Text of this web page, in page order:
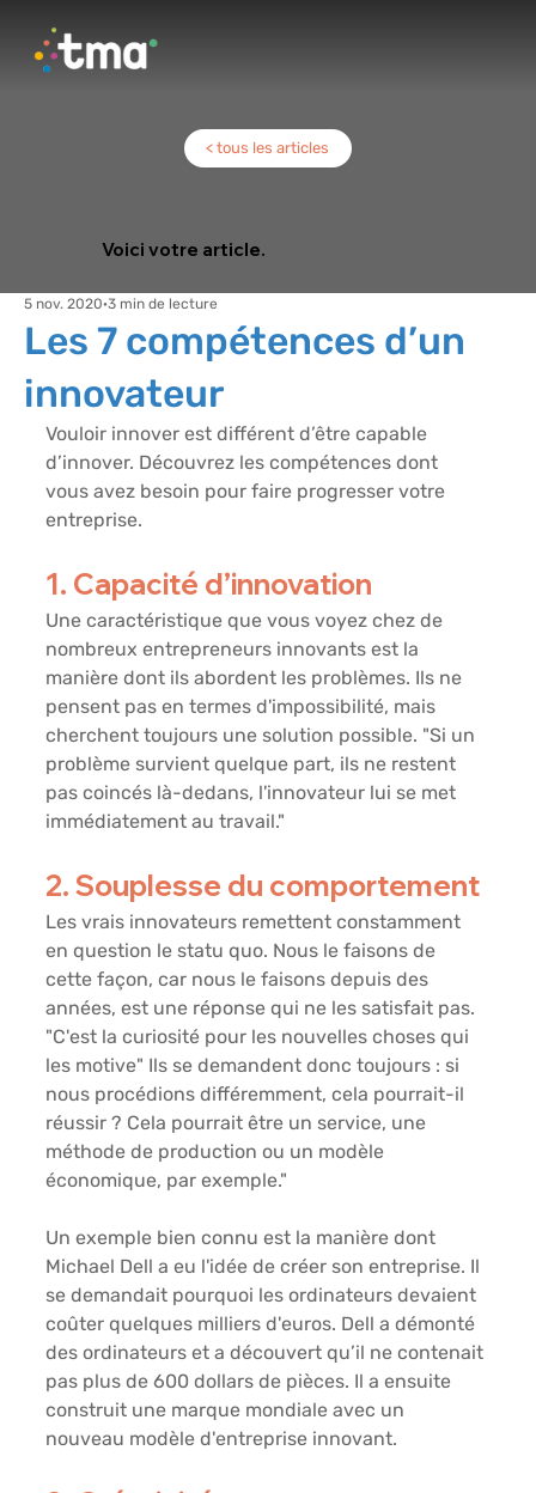
Voici votre article.
< tous les articles
Les 7 compétences d’un
innovateur
5 nov. 2020 3 min de lecture
Vouloir innover est différent d’être capable
d’innover. Découvrez les compétences dont
vous avez besoin pour faire progresser votre
entreprise.
1. Capacité d’innovation
Une caractéristique que vous voyez chez de
nombreux entrepreneurs innovants est la
manière dont ils abordent les problèmes. Ils ne
pensent pas en termes d'impossibilité, mais
cherchent toujours une solution possible. "Si un
problème survient quelque part, ils ne restent
pas coincés là-dedans, l'innovateur lui se met
immédiatement au travail."
2. Souplesse du comportement
Les vrais innovateurs remettent constamment
en question le statu quo. Nous le faisons de
cette façon, car nous le faisons depuis des
années, est une réponse qui ne les satisfait pas.
"C'est la curiosité pour les nouvelles choses qui
les motive" Ils se demandent donc toujours : si
nous procédions différemment, cela pourrait-il
réussir ? Cela pourrait être un service, une
méthode de production ou un modèle
économique, par exemple."
Un exemple bien connu est la manière dont
Michael Dell a eu l'idée de créer son entreprise. Il
se demandait pourquoi les ordinateurs devaient
coûter quelques milliers d'euros. Dell a démonté
des ordinateurs et a découvert qu’il ne contenait
pas plus de 600 dollars de pièces. Il a ensuite
construit une marque mondiale avec un
nouveau modèle d'entreprise innovant.